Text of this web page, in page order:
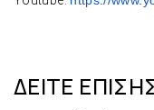
ΔΕΊΤΕ